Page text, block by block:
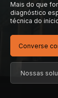
Mais do que
diagnóstico
técnica do
Converse
Nossas